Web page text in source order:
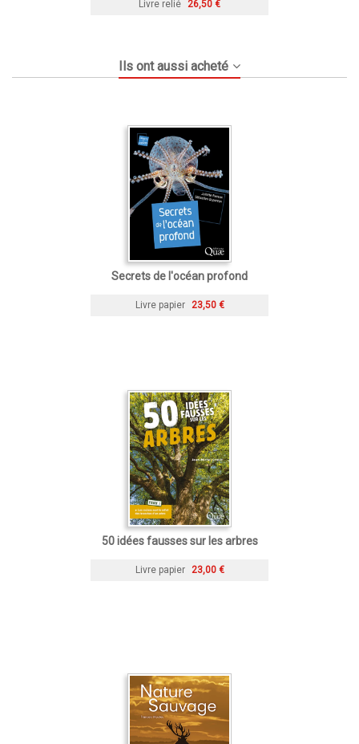
Livre relié 26,50 €
Ils ont aussi acheté
Secrets de l'océan profond
Livre papier 23,50 €
50 idées fausses sur les arbres
Livre papier 23,00 €